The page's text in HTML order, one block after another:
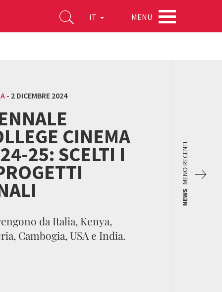
IT MENU
- 2 DICEMBRE 2024
CINEMA
25: SCELTI I
da Italia, Kenya,
Cambogia, USA e India.
NEWS
MENO RECENTI